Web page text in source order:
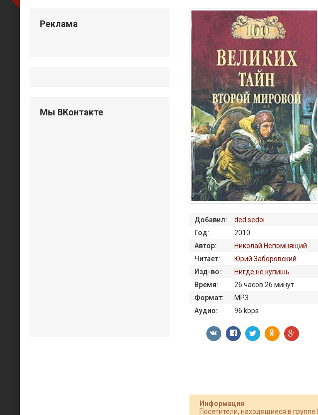
Добавил:
ded sedoi
Год:
2010
Автор:
Николай Непомнящий
Читает:
Юрий Заборовский
Изд-во:
Нигде не купишь
Время:
26 часов 26 минут
Формат:
MP3
Аудио:
96 kbps
Информация
Посетители, находящиеся в группе
Реклама
Мы ВКонтакте